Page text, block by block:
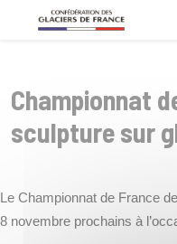
Panneau de gestion des cookies
Championnat
sculpture sur
Le Championnat de France
8 novembre prochains à